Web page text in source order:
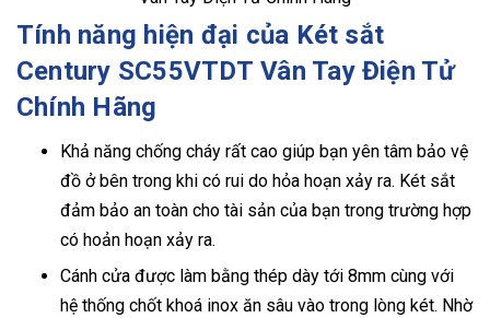
Tính năng hiện đại của Két sắt
Century SC55VTDT Vân Tay Điện Tử
Chính Hãng
Khả năng chống cháy rất cao giúp bạn yên tâm bảo vệ
đồ ở bên trong khi có rui do hỏa hoạn xảy ra. Két sắt
đảm bảo an toàn cho tài sản của bạn trong trường hợp
có hoản hoạn xảy ra.
Cánh cửa được làm bằng thép dày tới 8mm cùng với
hệ thống chốt khoá inox ăn sâu vào trong lòng két. Nhờ